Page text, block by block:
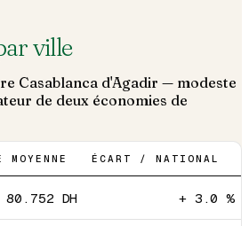
ville
Casablanca d'Agadir — modeste
de deux économies de
MOYENNE ÉCART / NATIONAL
80.752 DH + 3.0 %